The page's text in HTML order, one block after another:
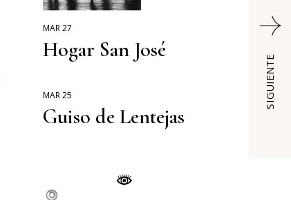
MAR 27
Hogar San José
MAR 25
Guiso de Lentejas
SIGUIENTE